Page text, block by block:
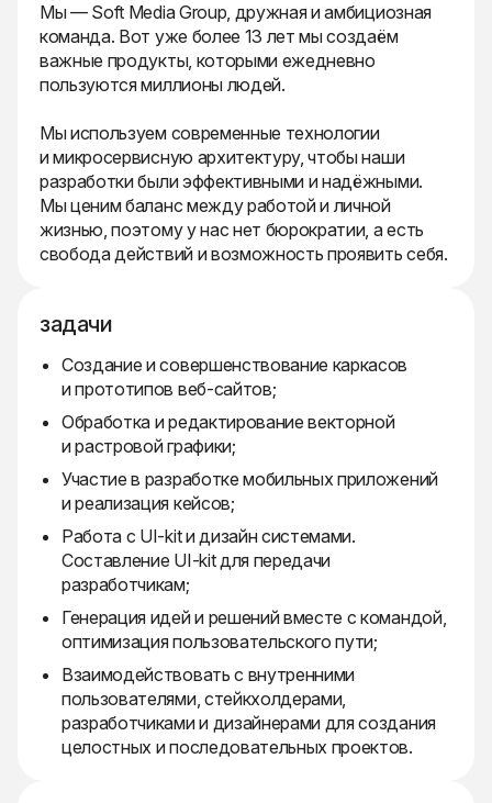
Мы — Soft Media Group, дружная и амбициозная
команда. Вот уже более 13 лет мы создаём
важные продукты, которыми ежедневно
пользуются миллионы людей.
Мы используем современные технологии
и микросервисную архитектуру, чтобы наши
разработки были эффективными и надёжными.
Мы ценим баланс между работой и личной
жизнью, поэтому у нас нет бюрократии, а есть
свобода действий и возможность проявить себя.
задачи
Создание и совершенствование каркасов
и прототипов веб-сайтов;
Обработка и редактирование векторной
и растровой графики;
Участие в разработке мобильных приложений
и реализация кейсов;
Работа с UI-kit и дизайн системами.
Составление UI-kit для передачи
разработчикам;
Генерация идей и решений вместе с командой,
оптимизация пользовательского пути;
Взаимодействовать с внутренними
пользователями, стейкхолдерами,
разработчиками и дизайнерами для создания
целостных и последовательных проектов.